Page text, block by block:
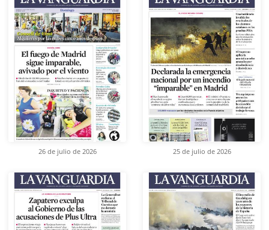
26 de julio de 2026 25 de julio de 2026